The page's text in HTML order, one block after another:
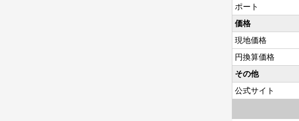
ポート
価格
現地価格
円換算価格
その他
公式サイト